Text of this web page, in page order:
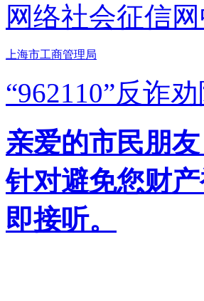
网络社会征信网
上海市工商管理局
“962110”反诈
亲爱的市民朋
针对避免您财
即接听。